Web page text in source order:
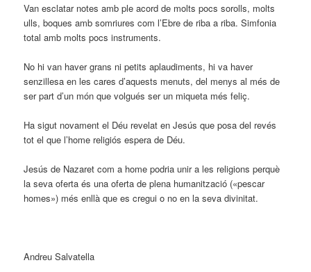
Van esclatar notes amb ple acord de molts pocs sorolls, molts
ulls, boques amb somriures com l’Ebre de riba a riba. Simfonia
total amb molts pocs instruments.
No hi van haver grans ni petits aplaudiments, hi va haver
senzillesa en les cares d’aquests menuts, del menys al més de
ser part d’un món que volgués ser un miqueta més feliç.
Ha sigut novament el Déu revelat en Jesús que posa del revés
tot el que l’home religiós espera de Déu.
Jesús de Nazaret com a home podria unir a les religions perquè
la seva oferta és una oferta de plena humanització («pescar
homes») més enllà que es cregui o no en la seva divinitat.
Andreu Salvatella